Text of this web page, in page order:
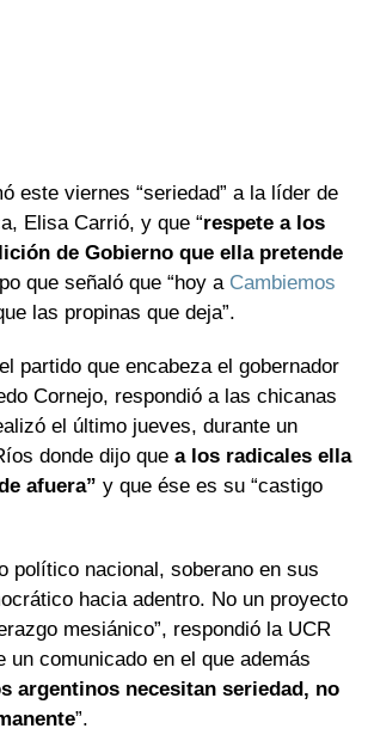
este viernes “seriedad” a la líder de
Elisa Carrió, y que “respete a los
de Gobierno que ella pretende
que señaló que “hoy a Cambiemos
las propinas que deja”.
partido que encabeza el gobernador
Cornejo, respondió a las chicanas
el último jueves, durante un
donde dijo que a los radicales ella
afuera” y que ése es su “castigo
político nacional, soberano en sus
hacia adentro. No un proyecto
mesiánico”, respondió la UCR
un comunicado en el que además
argentinos necesitan seriedad, no
”.